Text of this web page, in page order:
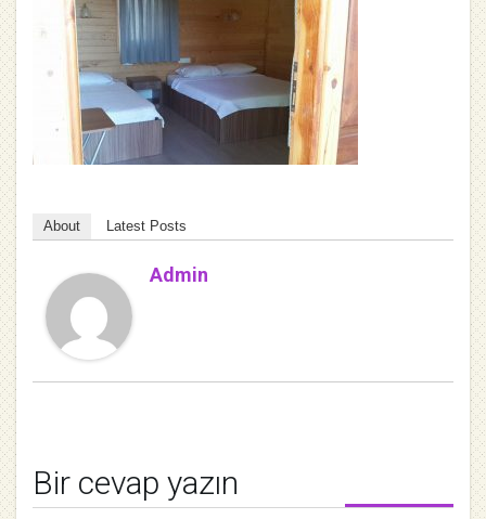
About Latest Posts
Admin
Bir cevap yazın